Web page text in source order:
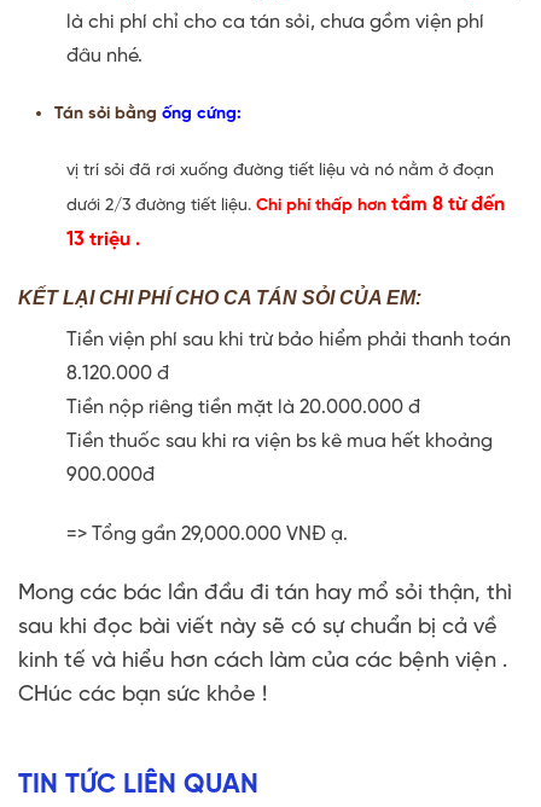
là chi phí chỉ cho ca tán sỏi, chưa gồm viện phí
đâu nhé.
Tán sỏi bằng ống cứng:
vị trí sỏi đã rơi xuống đường tiết liệu và nó nằm ở đoạn
dưới 2/3 đường tiết liệu. Chi phí thấp hơn tầm 8 từ đến
13 triệu .
KẾT LẠI CHI PHÍ CHO CA TÁN SỎI CỦA EM:
Tiền viện phí sau khi trừ bảo hiểm phải thanh toán
8.120.000 đ
Tiền nộp riêng tiền mặt là 20.000.000 đ
Tiền thuốc sau khi ra viện bs kê mua hết khoảng
900.000đ
=> Tổng gần 29,000.000 VNĐ ạ.
Mong các bác lần đầu đi tán hay mổ sỏi thận, thì
sau khi đọc bài viết này sẽ có sự chuẩn bị cả về
kinh tế và hiểu hơn cách làm của các bệnh viện .
CHúc các bạn sức khỏe !
TIN TỨC LIÊN QUAN